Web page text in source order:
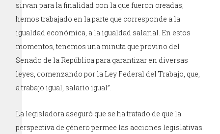
sirvan para la finalidad con la que fueron creadas;
hemos trabajado en la parte que corresponde a la
igualdad económica, a la igualdad salarial. En estos
momentos, tenemos una minuta que provino del
Senado de la República para garantizar en diversas
leyes, comenzando por la Ley Federal del Trabajo, que,
a trabajo igual, salario igual”.
La legisladora aseguró que se ha tratado de que la
perspectiva de género permee las acciones legislativas.